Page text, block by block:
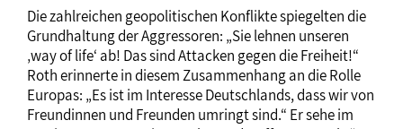
Die zahlreichen geopolitischen Konflikte spiegelten die
Grundhaltung der Aggressoren: „Sie lehnen unseren
‚way of life‘ ab! Das sind Attacken gegen die Freiheit!“
Roth erinnerte in diesem Zusammenhang an die Rolle
Europas: „Es ist im Interesse Deutschlands, dass wir von
Freundinnen und Freunden umringt sind.“ Er sehe im